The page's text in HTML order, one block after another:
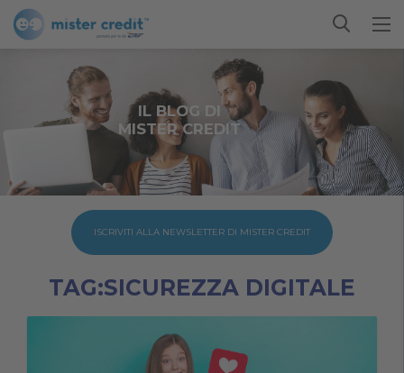
IL BLOG DI
MISTER CREDIT
ISCRIVITI ALLA NEWSLETTER DI MISTER CREDIT
TAG:SICUREZZA DIGITALE